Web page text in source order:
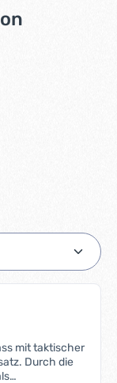
mit taktischer
Durch die